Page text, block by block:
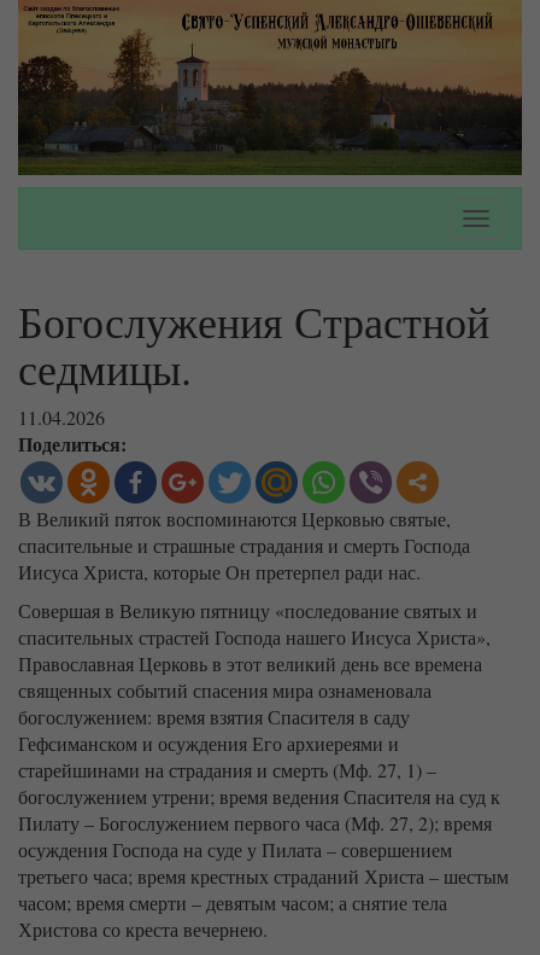
Toggle
Богослужения Страстной
седмицы.
11.04.2026
Поделиться:
В Великий пяток воспоминаются Церковью святые,
спасительные и страшные страдания и смерть Господа
Иисуса Христа, которые Он претерпел ради нас.
Совершая в Великую пятницу «последование святых и
спасительных страстей Господа нашего Иисуса Христа»,
Православная Церковь в этот великий день все времена
священных событий спасения мира ознаменовала
богослужением: время взятия Спасителя в саду
Гефсиманском и осуждения Его архиереями и
старейшинами на страдания и смерть (Мф. 27, 1) –
богослужением утрени; время ведения Спасителя на суд к
Пилату – Богослужением первого часа (Мф. 27, 2); время
осуждения Господа на суде у Пилата – совершением
третьего часа; время крестных страданий Христа – шестым
часом; время смерти – девятым часом; а снятие тела
Христова со креста вечернею.